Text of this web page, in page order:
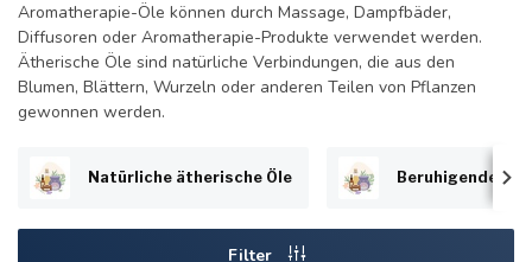
Aromatherapie-Öle können durch Massage, Dampfbäder,
Diffusoren oder Aromatherapie-Produkte verwendet werden.
Ätherische Öle sind natürliche Verbindungen, die aus den
Blumen, Blättern, Wurzeln oder anderen Teilen von Pflanzen
gewonnen werden.
Natürliche ätherische Öle Beruhigende Öle
Filter